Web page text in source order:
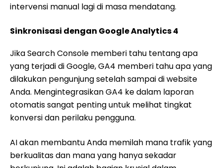
intervensi manual lagi di masa mendatang.
Sinkronisasi dengan Google Analytics 4
Jika Search Console memberi tahu tentang apa
yang terjadi di Google, GA4 memberi tahu apa yang
dilakukan pengunjung setelah sampai di website
Anda. Mengintegrasikan GA4 ke dalam laporan
otomatis sangat penting untuk melihat tingkat
konversi dan perilaku pengguna.
AI akan membantu Anda memilah mana trafik yang
berkualitas dan mana yang hanya sekadar